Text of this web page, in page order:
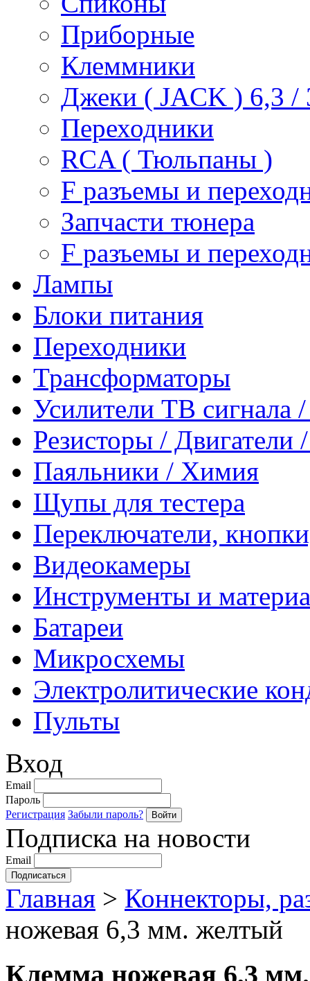
Приборные
Клеммники
Джеки ( JACK ) 6,3 /
Переходники
RCA ( Тюльпаны )
F разъемы и
Запчасти тюнера
F разъемы и
Лампы
Блоки питания
Переходники
Трансформаторы
Усилители ТВ сигнала
Резисторы /
Паяльники / Химия
Щупы для тестера
Переключатели,
Видеокамеры
Инструменты и
Батареи
Микросхемы
Электролитические
Пульты
Вход
Email
Пароль
Регистрация Забыли пароль?
Подписка на новости
Email
Главная > Коннекторы,
ножевая 6,3 мм. желтый
Клемма ножевая 6,3